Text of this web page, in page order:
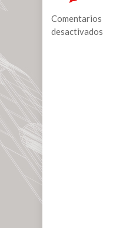
Comentarios
desactivados